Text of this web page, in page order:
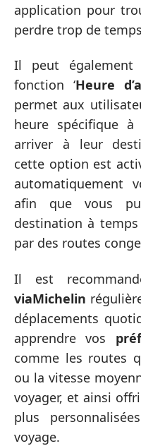
application pour
perdre trop de
Il peut également
fonction ‘Heure
permet aux
heure spécifique
arriver à leur
cette option est
automatiquement
afin que vous
destination à
par des routes
Il est
viaMichelin
déplacements
apprendre vos
comme les routes
ou la vitesse
voyager, et ainsi
plus
voyage.